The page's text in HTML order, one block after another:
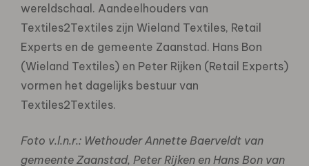
wereldschaal. Aandeelhouders van
Textiles2Textiles zijn Wieland Textiles, Retail
Experts en de gemeente Zaanstad. Hans Bon
(Wieland Textiles) en Peter Rijken (Retail Experts)
vormen het dagelijks bestuur van
Textiles2Textiles.
Foto v.l.n.r.: Wethouder Annette Baerveldt van
gemeente Zaanstad, Peter Rijken en Hans Bon van